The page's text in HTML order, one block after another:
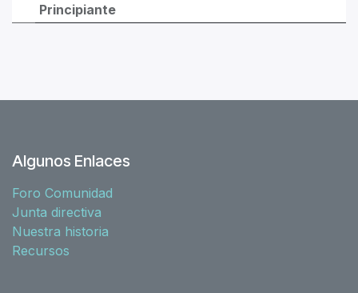
Principiante
Algunos Enlaces
Foro Comunidad
Junta directiva
Nuestra historia
Recursos